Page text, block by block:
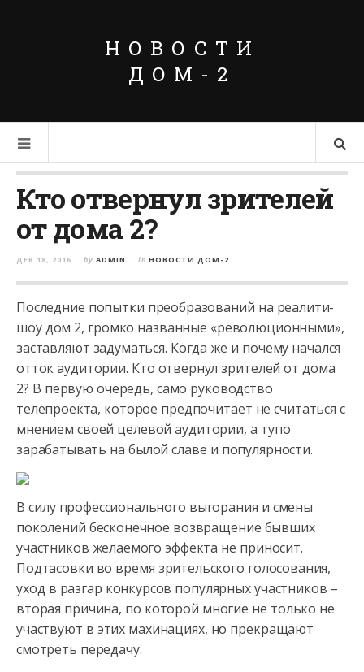
НОВОСТИ
ДОМ-2
Кто отвернул зрителей
от дома 2?
ДЕК 18, 2016 by ADMIN in НОВОСТИ ДОМ-2
Последние попытки преобразований на реалити-
шоу дом 2, громко названные «революционными»,
заставляют задуматься. Когда же и почему начался
отток аудитории. Кто отвернул зрителей от дома
2? В первую очередь, само руководство
телепроекта, которое предпочитает не считаться с
мнением своей целевой аудитории, а тупо
зарабатывать на былой славе и популярности.
В силу профессионального выгорания и смены
поколений бесконечное возвращение бывших
участников желаемого эффекта не приносит.
Подтасовки во время зрительского голосования,
уход в разгар конкурсов популярных участников –
вторая причина, по которой многие не только не
участвуют в этих махинациях, но прекращают
смотреть передачу.